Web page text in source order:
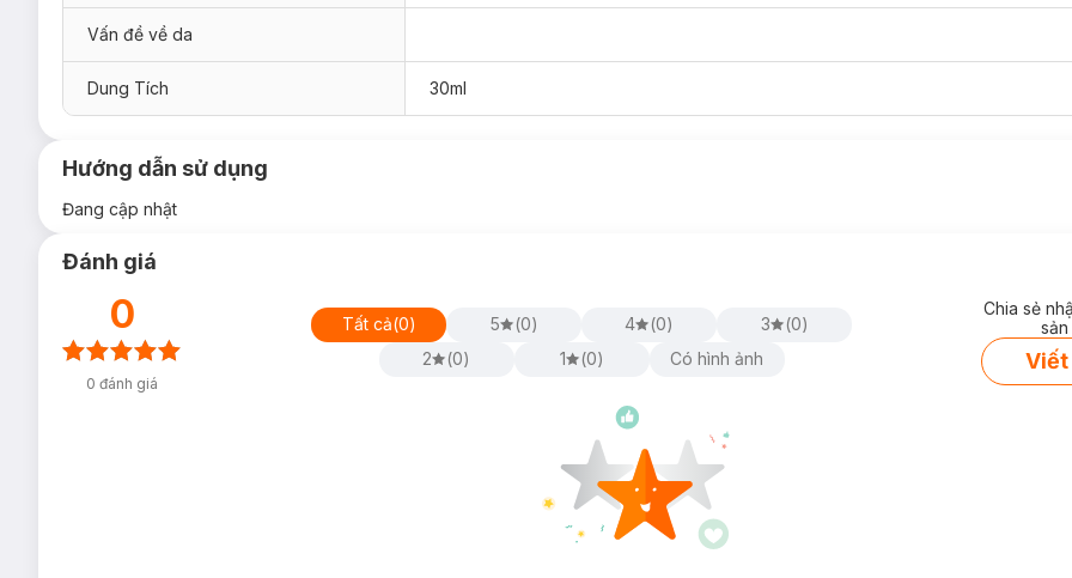
Vấn đề về da
Dung Tích 30ml
Hướng dẫn sử dụng
Đang cập nhật
Đánh giá
0
0 đánh giá
Tất cả(0) 5 (0) 4 (0) 3 (0)
2
(0) 1 (0) Có hình ảnh
Chia sẻ
Viết